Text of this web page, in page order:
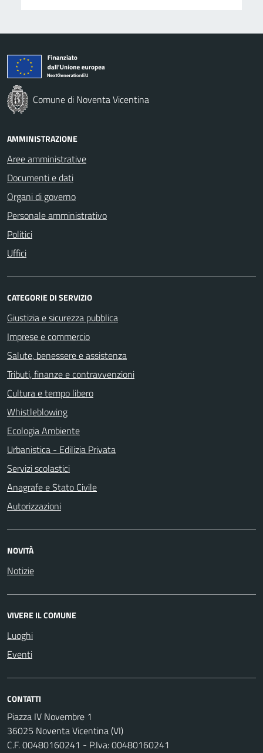
Comune di Noventa Vicentina
AMMINISTRAZIONE
Aree amministrative
Documenti e dati
Organi di governo
Personale amministrativo
Politici
Uffici
CATEGORIE DI SERVIZIO
Giustizia e sicurezza pubblica
Imprese e commercio
Salute, benessere e assistenza
Tributi, finanze e contravvenzioni
Cultura e tempo libero
Whistleblowing
Ecologia Ambiente
Urbanistica - Edilizia Privata
Servizi scolastici
Anagrafe e Stato Civile
Autorizzazioni
NOVITÀ
Notizie
VIVERE IL COMUNE
Luoghi
Eventi
CONTATTI
Piazza IV Novembre 1
36025 Noventa Vicentina (VI)
C.F. 00480160241 - P.Iva: 00480160241